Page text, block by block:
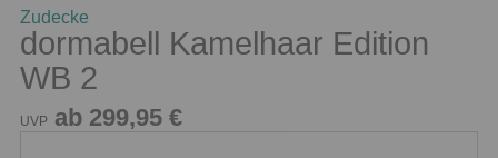
Zudecke
dormabell Kamelhaar Edition
WB 2
UVP ab 299,95 €